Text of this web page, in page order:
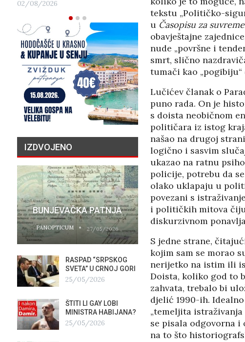
tekstu „Političko-
u Časopisu za
obavještajne
nude „površne i
smrt, slično
tumači kao „pogibiju“
Lučićev članak o
puno rada. On je
s doista neobičnom
političara iz istog
našao na drugoj
logično i sasvim
ukazao na ratnu
policije, potrebu da
olako uklapaju u
povezani s
i političkih mitova
diskurzivnom
S jedne strane,
kojim sam se morao
nerijetko na istim ili
Doista, koliko god to
zahvata, trebalo bi
djelić 1990-ih.
„temeljita
se pisala odgovorna
na to što
02/08/2026
IZDVOJENO
BUNJEVAČKA PATNJA
PANOPTICUM 27/05/2026
RASPAD “SRPSKOG
SVETA” U CRNOJ GORI
25/05/2026
ŠTITI LI GAY LOBI
MINISTRA HABIJANA?
25/05/2026
PRIČA O
MILIJUNIMA
GALERIJA
AGITPROP
04/03/2026
NEZNANJE
SLUŽBI
16/02/2026